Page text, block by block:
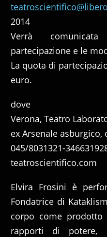
2014
Verrà
partecipazione e le
La quota di
euro.
dove
Verona, Teatro
ex Arsenale asburgico,
045/8031321-
teatroscientifico.com
Elvira Frosini è
Fondatrice di
corpo come prodotto
rapporti di potere,